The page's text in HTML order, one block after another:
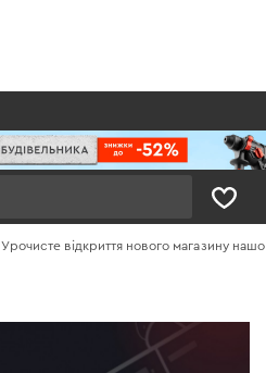
Урочисте відкриття нового магазину